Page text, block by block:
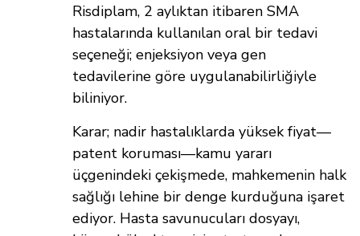
Risdiplam, 2 aylıktan itibaren SMA
hastalarında kullanılan oral bir tedavi
seçeneği; enjeksiyon veya gen
tedavilerine göre uygulanabilirliğiyle
biliniyor.
Karar; nadir hastalıklarda yüksek fiyat—
patent koruması—kamu yararı
üçgenindeki çekişmede, mahkemenin halk
sağlığı lehine bir denge kurduğuna işaret
ediyor. Hasta savunucuları dosyayı,